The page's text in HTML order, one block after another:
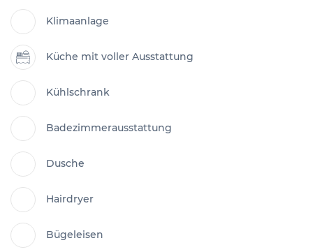
Klimaanlage
Küche mit voller Ausstattung
Kühlschrank
Badezimmerausstattung
Dusche
Hairdryer
Bügeleisen